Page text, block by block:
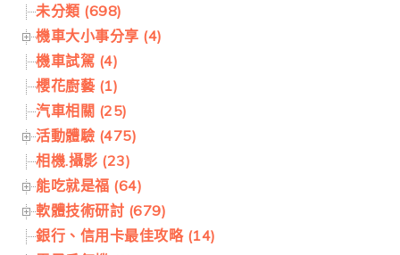
未分類 (698)
機車大小事分享 (4)
機車試駕 (4)
櫻花廚藝 (1)
汽車相關 (25)
活動體驗 (475)
相機.攝影 (23)
能吃就是福 (64)
軟體技術研討 (679)
銀行、信用卡最佳攻略 (14)